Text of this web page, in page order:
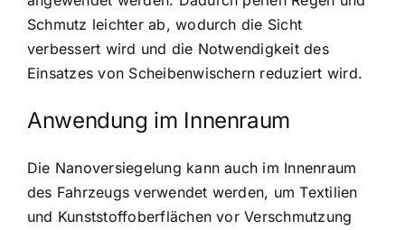
Schmutz leichter ab, wodurch die Sicht
verbessert wird und die Notwendigkeit des
Einsatzes von Scheibenwischern reduziert wird.
Anwendung im Innenraum
Die Nanoversiegelung kann auch im Innenraum
des Fahrzeugs verwendet werden, um Textilien
und Kunststoffoberflächen vor Verschmutzung